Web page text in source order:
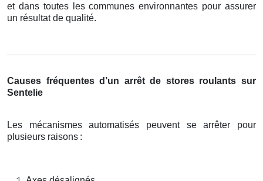
et dans toutes les communes environnantes pour assurer
un résultat de qualité.
Causes fréquentes d’un arrêt de stores roulants sur
Sentelie
Les mécanismes automatisés peuvent se arrêter pour
plusieurs raisons :